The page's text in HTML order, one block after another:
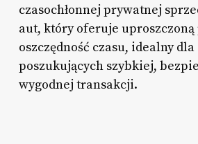
czasochłonnej prywatnej
aut, który oferuje
oszczędność czasu, idealny dla
poszukujących szybkiej,
wygodnej transakcji.